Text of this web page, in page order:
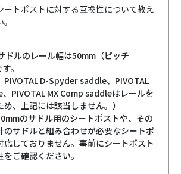
ートポストに対する互換性について教え
ドルのレール幅は50mm（ピッチ
。
PIVOTAL D-Spyder saddle、PIVOTAL
PIVOTAL MX Comp saddleはレールを
、上記には該当しません。）
のサドル用のシートポストや、その
のサドルと組み合わせが必要なシートポ
応しておりません。事前にシートポスト
をご確認ください。